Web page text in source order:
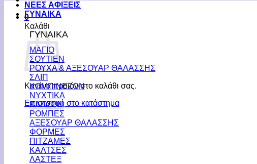
0
Καλάθι
Κανένα προϊόν στο καλάθι σας.
Επιστροφή στο κατάστημα
ΝΕΕΣ ΑΦΙΞΕΙΣ
ΓΥΝΑΙΚΑ
ΓΥΝΑΙΚΑ
ΜΑΓΙΟ
ΣΟΥΤΙΕΝ
ΡΟΥΧΑ & ΑΞΕΣΟΥΑΡ ΘΑΛΑΣΣΗΣ
ΣΛΙΠ
ΚΟΜΠΙΝΕΖΟΝ
ΝΥΧΤΙΚΑ
ΚΑΛΣΟΝ
ΡΟΜΠΕΣ
ΑΞΕΣΟΥΑΡ ΘΑΛΑΣΣΗΣ
ΦΟΡΜΕΣ
ΠΙΤΖΑΜΕΣ
ΚΑΛΤΣΕΣ
ΛΑΣΤΕΞ